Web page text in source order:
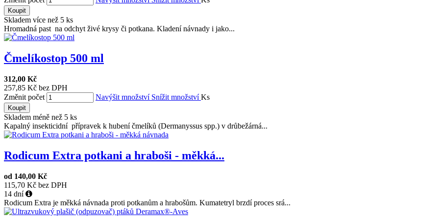
Koupit
Skladem více než 5 ks
Hromadná past na odchyt živé krysy či potkana. Kladení návnady i jako...
Čmelíkostop 500 ml
312,00 Kč
257,85 Kč bez DPH
Změnit počet
Navýšit množství Snížit množstvíKs
Koupit
Skladem méně než 5 ks
Kapalný insekticidní přípravek k hubení čmelíků (Dermanyssus spp.) v drůbežárná...
Rodicum Extra potkani a hraboši - měkká...
od 140,00 Kč
115,70 Kč bez DPH
14 dní
Rodicum Extra je měkká návnada proti potkanům a hrabošům. Kumatetryl brzdí proces srá...